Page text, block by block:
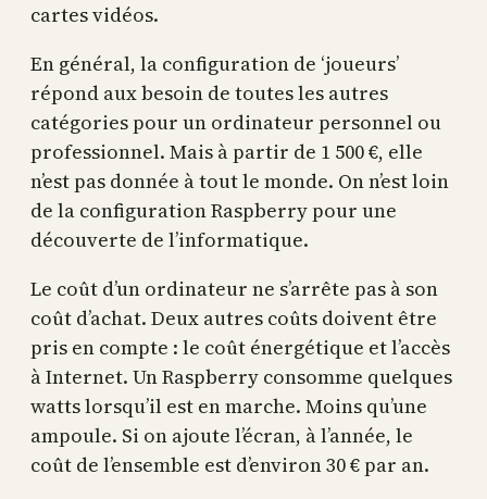
cartes vidéos.
En général, la configuration de ‘joueurs’
répond aux besoin de toutes les autres
catégories pour un ordinateur personnel ou
professionnel. Mais à partir de 1 500 €, elle
n’est pas donnée à tout le monde. On n’est loin
de la configuration Raspberry pour une
découverte de l’informatique.
Le coût d’un ordinateur ne s’arrête pas à son
coût d’achat. Deux autres coûts doivent être
pris en compte : le coût énergétique et l’accès
à Internet. Un Raspberry consomme quelques
watts lorsqu’il est en marche. Moins qu’une
ampoule. Si on ajoute l’écran, à l’année, le
coût de l’ensemble est d’environ 30 € par an.